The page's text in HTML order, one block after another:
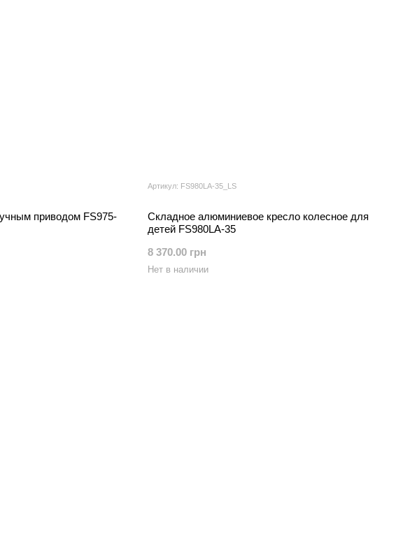
приводом FS975-
Артикул: FS980LA-35_LS
Складное алюминиевое кресло колесное для
детей FS980LA-35
8 370.00 грн
Нет в наличии